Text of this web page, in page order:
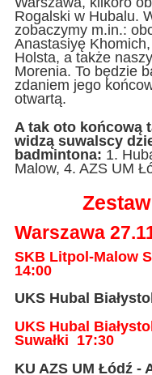
Rogalski w Hubalu.
zobaczymy m.in.:
Anastasiyę
Holsta, a także
Morenia. To będzie
zdaniem jego
otwartą.
A tak oto końcową
widzą suwalscy
badmintona: 1.
Malow, 4. AZS UM
Warszawa
SKB Litpol-Malow
14:00
UKS Hubal
UKS Hubal
Suwałki 17:30
KU AZS UM Łódź -